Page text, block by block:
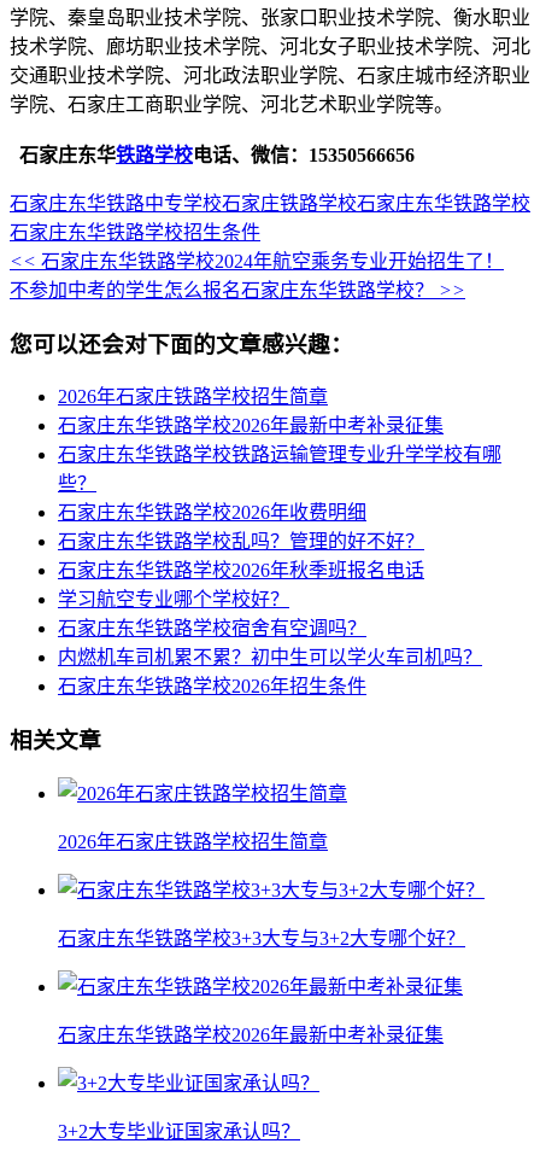
学院、秦皇岛职业技术学院、张家口职业技术学院、衡水职业
技术学院、廊坊职业技术学院、河北女子职业技术学院、河北
交通职业技术学院、河北政法职业学院、石家庄城市经济职业
学院、石家庄工商职业学院、河北艺术职业学院等。
石家庄东华铁路学校电话、微信：15350566656
石家庄东华铁路中专学校石家庄铁路学校石家庄东华铁路学校
石家庄东华铁路学校招生条件
<< 石家庄东华铁路学校2024年航空乘务专业开始招生了！
不参加中考的学生怎么报名石家庄东华铁路学校？ >>
您可以还会对下面的文章感兴趣：
2026年石家庄铁路学校招生简章
石家庄东华铁路学校2026年最新中考补录征集
石家庄东华铁路学校铁路运输管理专业升学学校有哪
些？
石家庄东华铁路学校2026年收费明细
石家庄东华铁路学校乱吗？管理的好不好？
石家庄东华铁路学校2026年秋季班报名电话
学习航空专业哪个学校好？
石家庄东华铁路学校宿舍有空调吗？
内燃机车司机累不累？初中生可以学火车司机吗？
石家庄东华铁路学校2026年招生条件
相关文章
2026年石家庄铁路学校招生简章
石家庄东华铁路学校3+3大专与3+2大专哪个好？
石家庄东华铁路学校2026年最新中考补录征集
3+2大专毕业证国家承认吗？